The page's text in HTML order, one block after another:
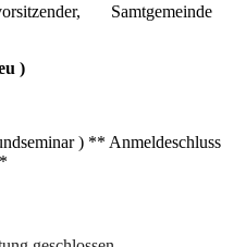
Samtgemeinde
)
) ** Anmeldeschluss